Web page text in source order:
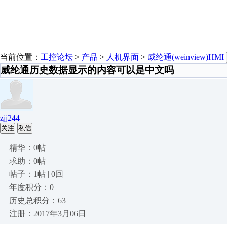
当前位置： 工控论坛 > 产品 > 人机界面 > 威纶通(weinview)HMI
威纶通历史数据显示的内容可以是中文吗
zjj244
关注 私信
精华：0帖
求助：0帖
帖子：1帖 | 0回
年度积分：0
历史总积分：63
注册：2017年3月06日